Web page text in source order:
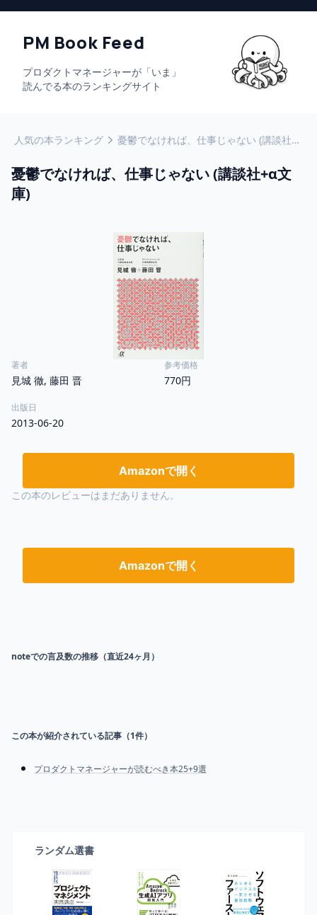
PM Book Feed
プロダクトマネージャーが「いま」
読んでる本のランキングサイト
人気の本ランキング 憂鬱でなければ、仕事じゃない (講談社+α文庫)
憂鬱でなければ、仕事じゃない (講談社+α文
庫)
著者
見城 徹, 藤田 晋
参考価格
770円
出版日
2013-06-20
Amazonで開く
この本のレビューはまだありません。
Amazonで開く
noteでの言及数の推移（直近24ヶ月）
この本が紹介されている記事（1件）
プロダクトマネージャーが読むべき本25+9選
ランダム選書